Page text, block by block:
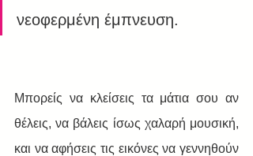
νεοφερμένη έμπνευση.
Μπορείς να κλείσεις τα μάτια σου αν
θέλεις, να βάλεις ίσως χαλαρή μουσική,
και να αφήσεις τις εικόνες να γεννηθούν